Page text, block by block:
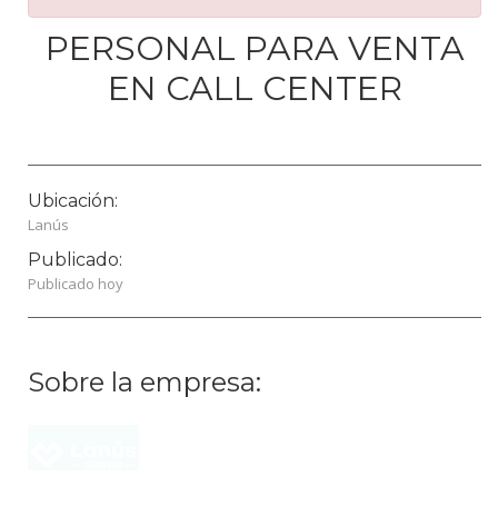
PERSONAL PARA VENTA
EN CALL CENTER
Ubicación:
Lanús
Publicado:
Publicado hoy
Sobre la empresa: